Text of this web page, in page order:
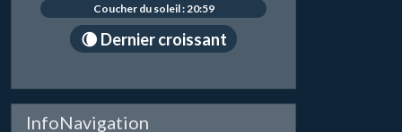
Coucher du soleil : 20:59
🌘 Dernier croissant
InfoNavigation